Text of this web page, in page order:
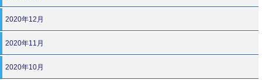
2020年12月
2020年11月
2020年10月